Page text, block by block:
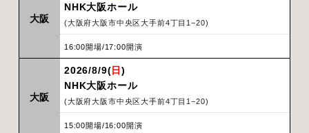
大阪
NHK大阪ホール
(大阪府大阪市中央区大手前4丁目1−20)
16:00開場/17:00開演
大阪
2026/8/9(日)
NHK大阪ホール
(大阪府大阪市中央区大手前4丁目1−20)
15:00開場/16:00開演